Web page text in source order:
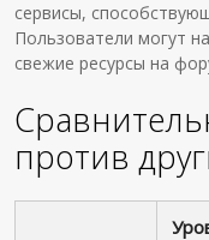
сервисы,
Пользователи могут
свежие ресурсы на
против